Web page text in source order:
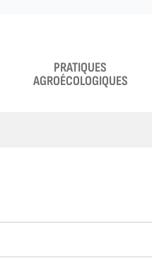
PRATIQUES
AGROÉCOLOGIQUES